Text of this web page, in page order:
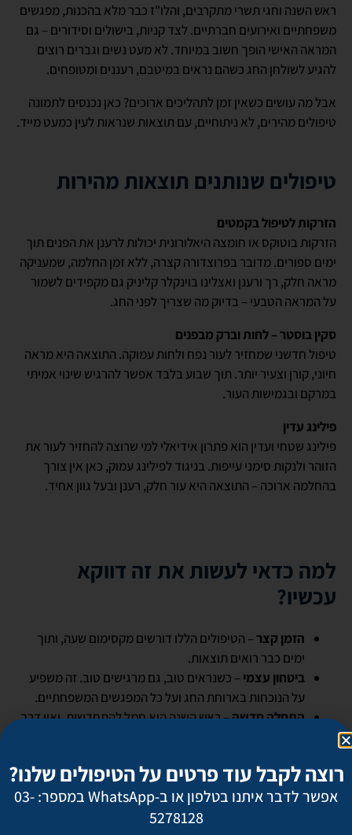
ראש השנה וחגי תשרי מתקרבים, והלו"ז כבר מלא בהכנות, מפגשים
משפחתיים ואירועים חברתיים. לצד קניות, בישולים וסידורים – גם
המראה האישי הופך חשוב במיוחד. לא מעט נשים וגברים רוצים
להגיע לשולחן החג כשהם נראים במיטבם, רעננים ומטופחים.
אבל מה עושים כשאין זמן לתהליכים ארוכים? כאן נכנסים לתמונה
טיפולים מהירים, לא ניתוחיים, עם תוצאות שנראות לעין כמעט מייד.
טיפולים שנותנים תוצאות מהירות
הזרקות לטיפול בקמטים
הזרקות בוטוקס או חומצה היאלורונית יכולות לרענן את הפנים תוך
ימים ספורים. מדובר בפרוצדורה קצרה, ללא זמן החלמה, שמעניקה
מראה חלק, רך ורענן ואצלינו בוינקלר קליניק גם מקפידים לשמור
על המראה הטבעי – בדיוק מה שצריך לפני החג.
סקין בוסטר – לחות וברק מבפנים
טיפול חדשני שמחזיר לעור נפח ולחות עמוקה. התוצאה היא מראה
חיוני, קורן וצעיר יותר. תוך שבוע בלבד אפשר להרגיש שינוי אמיתי
במרקם ובגמישות העור.
פילינג עדין
פילינג שטחי ועדין הוא פתרון אידיאלי למי שרוצה להחזיר לעור את
הזוהר ולנקות סימני עייפות. בניגוד לפילינג עמוק, כאן אין צורך
בהחלמה ארוכה – התוצאה היא עור חלק, רענן ובעל גוון אחיד.
למה כדאי לעשות את זה דווקא
עכשיו?
הזמן קצר– הטיפולים הללו דורשים מקסימום שעה, ותוך
ימים כבר רואים תוצאות.
ביטחון עצמי – כשנראים טוב, גם מרגישים טוב. זה משפיע
על הנוכחות בארוחת החג ועל כל המפגשים המשפחתיים.
התחלה חדשה– ראש השנה הוא סמל להתחדשות, ואין דרך
לסיכום
רוצה לקבל עוד פרטים על הטיפולים שלנו?
אפשר לדבר איתנו בטלפון או ב-WhatsApp במספר: 03-
5278128